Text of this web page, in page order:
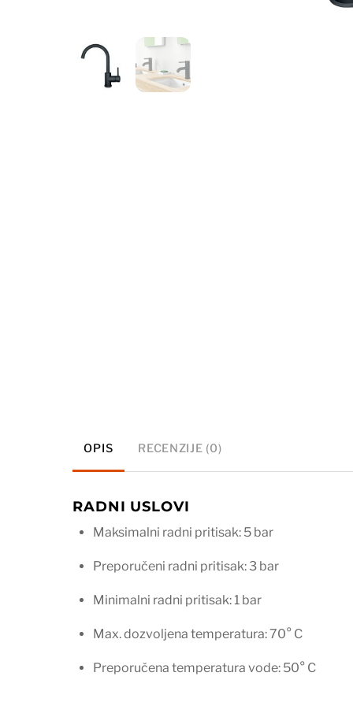
OPIS RECENZIJE (0)
RADNI USLOVI
Maksimalni radni pritisak: 5 bar
Preporučeni radni pritisak: 3 bar
Minimalni radni pritisak: 1 bar
Max. dozvoljena temperatura: 70° C
Preporučena temperatura vode: 50° C